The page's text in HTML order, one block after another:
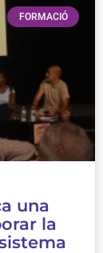
FORMACIÓ
una
la